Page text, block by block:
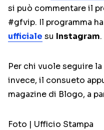
si può commentare il
#gfvip. Il programma
ufficiale su Instagram.
Per chi vuole seguire
invece, il consueto
magazine di Blogo, a
Foto | Ufficio Stampa